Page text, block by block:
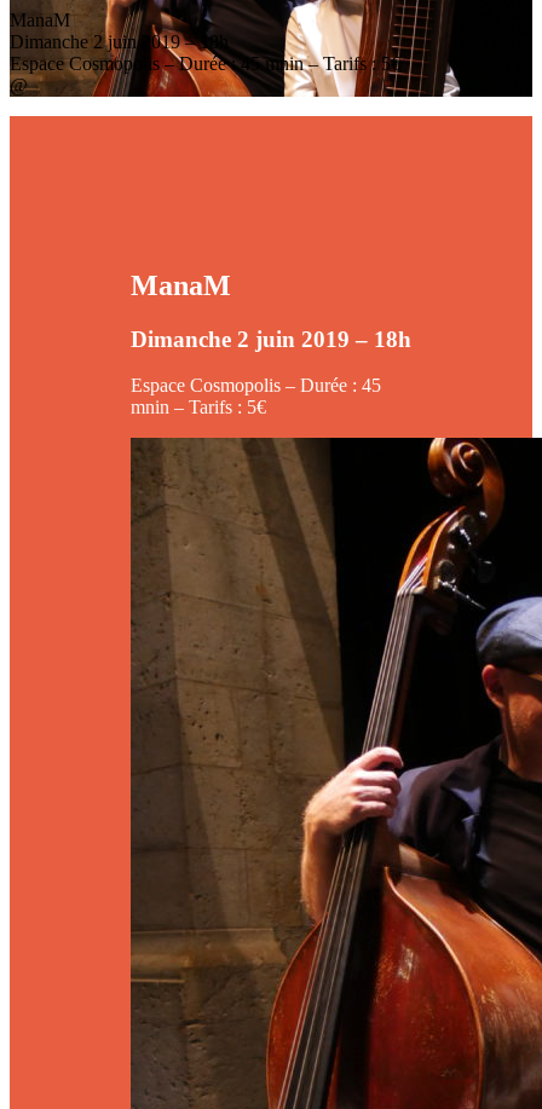
ManaM
Dimanche 2 juin 2019 – 18h
Espace Cosmopolis – Durée : 45 mnin – Tarifs : 5€
@
ManaM
Dimanche 2 juin 2019 – 18h
Espace Cosmopolis – Durée : 45
mnin – Tarifs : 5€